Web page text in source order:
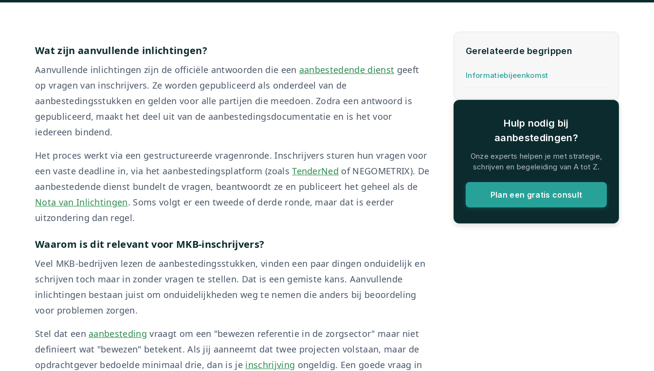
Wat zijn aanvullende inlichtingen?
Aanvullende inlichtingen zijn de officiële antwoorden die een aanbestedende dienst geeft
op vragen van inschrijvers. Ze worden gepubliceerd als onderdeel van de
aanbestedingsstukken en gelden voor alle partijen die meedoen. Zodra een antwoord is
gepubliceerd, maakt het deel uit van de aanbestedingsdocumentatie en is het voor
iedereen bindend.
Het proces werkt via een gestructureerde vragenronde. Inschrijvers sturen hun vragen voor
een vaste deadline in, via het aanbestedingsplatform (zoalsTenderNed of NEGOMETRIX). De
aanbestedende dienst bundelt de vragen, beantwoordt ze en publiceert het geheel als de
Nota van Inlichtingen. Soms volgt er een tweede of derde ronde, maar dat is eerder
uitzondering dan regel.
Waarom is dit relevant voor MKB-inschrijvers?
Veel MKB-bedrijven lezen de aanbestedingsstukken, vinden een paar dingen onduidelijk en
schrijven toch maar in zonder vragen te stellen. Dat is een gemiste kans. Aanvullende
inlichtingen bestaan juist om onduidelijkheden weg te nemen die anders bij beoordeling
voor problemen zorgen.
Stel dat een aanbesteding vraagt om een "bewezen referentie in de zorgsector" maar niet
definieert wat "bewezen" betekent. Als jij aanneemt dat twee projecten volstaan, maar de
opdrachtgever bedoelde minimaal drie, dan is je inschrijving ongeldig. Een goede vraag in
Gerelateerde begrippen
Informatiebijeenkomst
Hulp nodig bij
aanbestedingen?
Onze experts helpen je met strategie,
schrijven en begeleiding van A tot Z.
Plan een gratis consult